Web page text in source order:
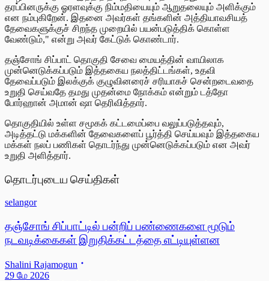
தரப்பினருக்கு ஓரளவுக்கு நிம்மதியையும் ஆறுதலையும் அளிக்கும்
என நம்புகிறேன். இதனை அவர்கள் தங்களின் அத்தியாவசியத்
தேவைகளுக்குச் சிறந்த முறையில் பயன்படுத்திக் கொள்ள
வேண்டும்," என்று அவர் கேட்டுக் கொண்டார்.
தஞ்சோங் சிப்பாட் தொகுதி சேவை மையத்தின் வாயிலாக
முன்னெடுக்கப்படும் இத்தகைய நலத்திட்டங்கள், உதவி
தேவைப்படும் இலக்குக் குழுவினரைச் சரியாகச் சென்றடைவதை
உறுதி செய்வதே தமது முதன்மை நோக்கம் என்றும் டத்தோ
போர்ஹான் அமான் ஷா தெரிவித்தார்.
தொகுதியில் உள்ள சமூகக் கட்டமைப்பை வலுப்படுத்தவும்,
அடித்தட்டு மக்களின் தேவைகளைப் பூர்த்தி செய்யவும் இத்தகைய
மக்கள் நலப் பணிகள் தொடர்ந்து முன்னெடுக்கப்படும் என அவர்
உறுதி அளித்தார்.
தொடர்புடைய செய்திகள்
selangor
தஞ்சோங் சிப்பாட்டில் பன்றிப் பண்ணைகளை மூடும்
நடவடிக்கைகள் இறுதிக்கட்டத்தை எட்டியுள்ளன
Shalini Rajamogun
29 மே 2026